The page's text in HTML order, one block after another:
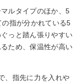
ルタイプのほか、5
指が分かれている5
っと踏ん張りやすい
ため、保温性が高い
、指先に力を入れや